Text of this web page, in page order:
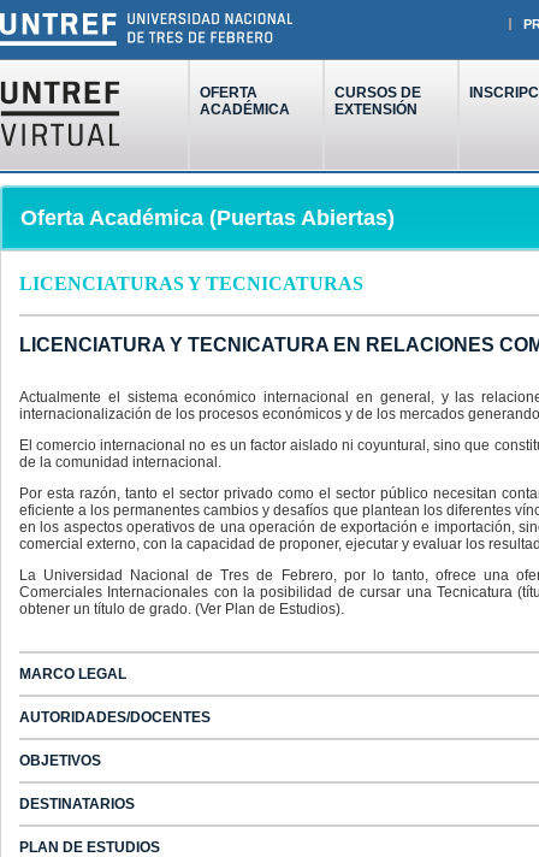
OFERTA
ACADÉMICA
CURSOS DE
EXTENSIÓN
Oferta Académica (Puertas Abiertas)
LICENCIATURAS Y TECNICATURAS
LICENCIATURA Y TECNICATURA EN RELACIONES
Actualmente el sistema económico internacional en general, y las
internacionalización de los procesos económicos y de los mercados
El comercio internacional no es un factor aislado ni coyuntural, sino que
de la comunidad internacional.
Por esta razón, tanto el sector privado como el sector público necesitan
eficiente a los permanentes cambios y desafíos que plantean los diferentes
en los aspectos operativos de una operación de exportación e importación,
comercial externo, con la capacidad de proponer, ejecutar y evaluar los
La Universidad Nacional de Tres de Febrero, por lo tanto, ofrece una
Comerciales Internacionales con la posibilidad de cursar una Tecnicatura
obtener un título de grado. (Ver Plan de Estudios).
MARCO LEGAL
AUTORIDADES/DOCENTES
OBJETIVOS
DESTINATARIOS
PLAN DE ESTUDIOS